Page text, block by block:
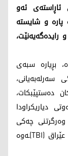
ئاڕاستەی ئەو
پارە و شایستە
ماوە و رایدەگەیەنێت،
بڕیارە سبەی
سێشەممە، 2ـی حوزەیرانی 2026، کاتژمێر 9ـی سەرلەبەیانی،
دەستپێبکات،
دیاریکراودا
چەکی
پارەکانیان، کە دواتر لە رێگەی بانکی بازرگانیی عێراق (TBI)ـەوە